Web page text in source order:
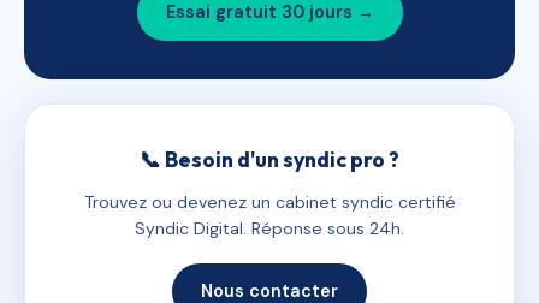
Essai gratuit 30 jours →
📞 Besoin d'un syndic pro ?
Trouvez ou devenez un cabinet syndic certifié
Syndic Digital. Réponse sous 24h.
Nous contacter